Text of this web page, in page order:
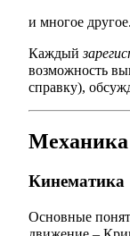
и многое другое.
Каждый
возможность
справку),
Механика
Кинематика
Основные